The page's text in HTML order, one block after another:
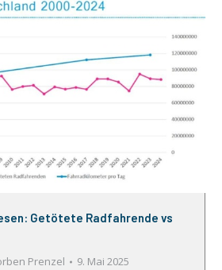
Getötete Radfahrende vs
Prenzel 9. Mai 2025